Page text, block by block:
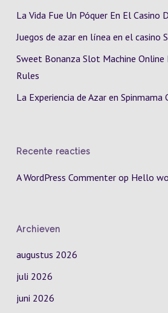
La Vida Fue Un Póquer En El Casino
Juegos de azar en línea en el casino
Sweet Bonanza Slot Machine Online
Rules
La Experiencia de Azar en Spinmama
Recente reacties
A WordPress Commenterop Hello
Archieven
augustus 2026
juli 2026
juni 2026